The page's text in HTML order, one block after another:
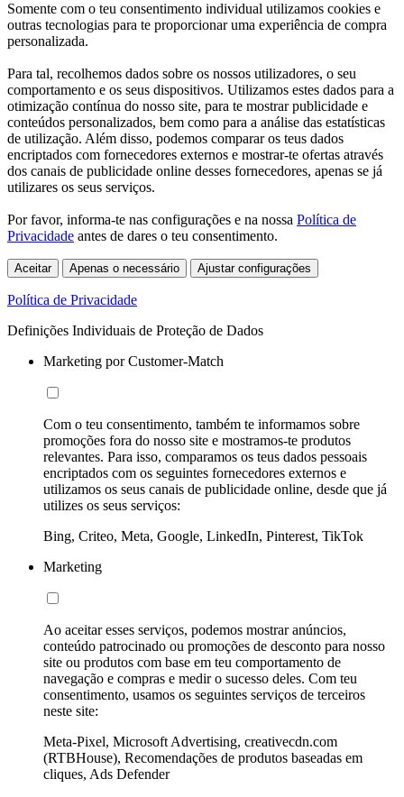
Somente com o teu consentimento individual utilizamos cookies e
outras tecnologias para te proporcionar uma experiência de compra
personalizada.
Para tal, recolhemos dados sobre os nossos utilizadores, o seu
comportamento e os seus dispositivos. Utilizamos estes dados para a
otimização contínua do nosso site, para te mostrar publicidade e
conteúdos personalizados, bem como para a análise das estatísticas
de utilização. Além disso, podemos comparar os teus dados
encriptados com fornecedores externos e mostrar-te ofertas através
dos canais de publicidade online desses fornecedores, apenas se já
utilizares os seus serviços.
Por favor, informa-te nas configurações e na nossa Política de
Privacidade antes de dares o teu consentimento.
Aceitar Apenas o necessário Ajustar configurações
Política de Privacidade
Definições Individuais de Proteção de Dados
Marketing por Customer-Match
Com o teu consentimento, também te informamos sobre
promoções fora do nosso site e mostramos-te produtos
relevantes. Para isso, comparamos os teus dados pessoais
encriptados com os seguintes fornecedores externos e
utilizamos os seus canais de publicidade online, desde que já
utilizes os seus serviços:
Bing, Criteo, Meta, Google, LinkedIn, Pinterest, TikTok
Marketing
Ao aceitar esses serviços, podemos mostrar anúncios,
conteúdo patrocinado ou promoções de desconto para nosso
site ou produtos com base em teu comportamento de
navegação e compras e medir o sucesso deles. Com teu
consentimento, usamos os seguintes serviços de terceiros
neste site:
Meta-Pixel, Microsoft Advertising, creativecdn.com
(RTBHouse), Recomendações de produtos baseadas em
cliques, Ads Defender